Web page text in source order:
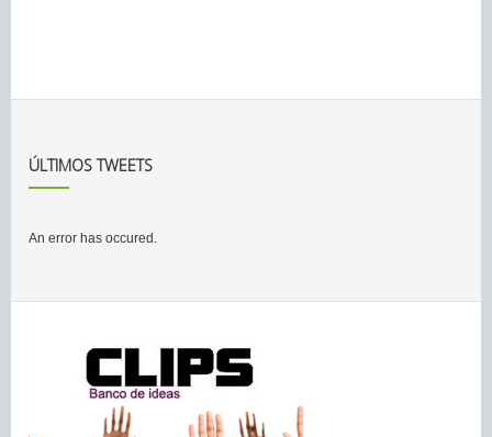
ÚLTIMOS TWEETS
An error has occured.